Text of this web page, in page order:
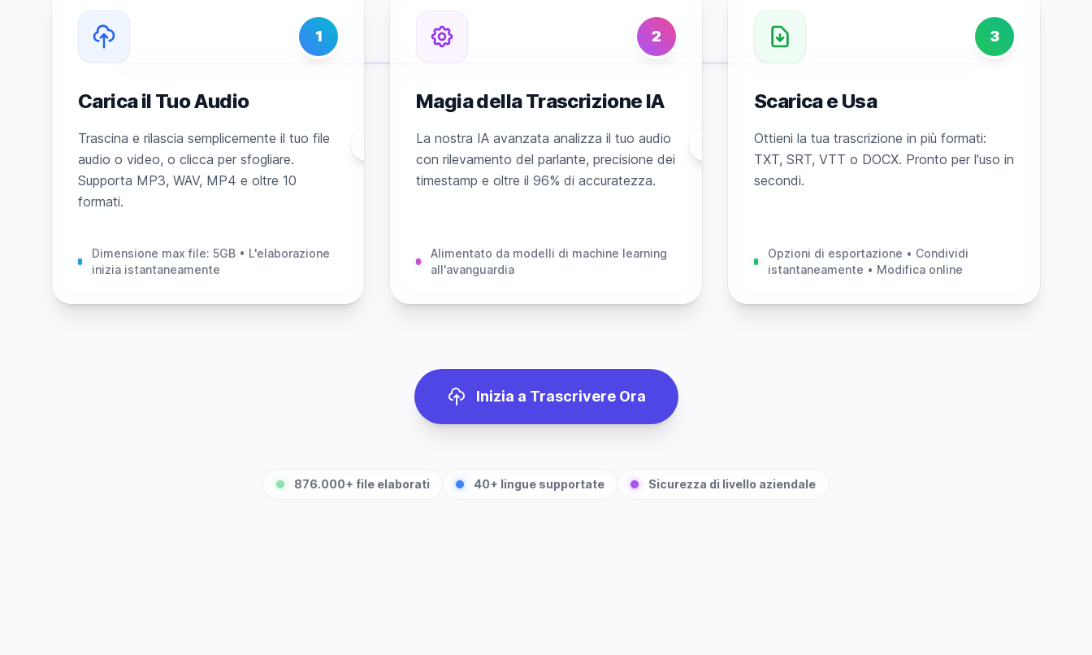
1
Carica il Tuo Audio
Trascina e rilascia semplicemente il tuo file
audio o video, o clicca per sfogliare.
Supporta MP3, WAV, MP4 e oltre 10
formati.
Dimensione max file: 5GB • L'elaborazione
inizia istantaneamente
2
Magia della Trascrizione IA
La nostra IA avanzata analizza il tuo audio
con rilevamento del parlante, precisione dei
timestamp e oltre il 96% di accuratezza.
Alimentato da modelli di machine learning
all'avanguardia
3
Scarica e Usa
Ottieni la tua trascrizione in più formati:
TXT, SRT, VTT o DOCX. Pronto per l'uso in
secondi.
Opzioni di esportazione • Condividi
istantaneamente • Modifica online
Inizia a Trascrivere Ora
876.000+ file elaborati 40+ lingue supportate Sicurezza di livello aziendale